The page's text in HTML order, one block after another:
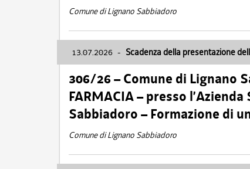
Comune di Lignano Sabbiadoro
13.07.2026 - Scadenza della presentazione
306/26 – Comune di Lignano
FARMACIA – presso
Sabbiadoro – Formazione di
Comune di Lignano Sabbiadoro